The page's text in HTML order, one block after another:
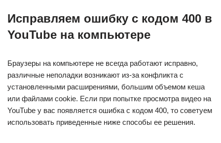
Исправляем ошибку с кодом 400 в
YouTube на компьютере
Браузеры на компьютере не всегда работают исправно,
различные неполадки возникают из-за конфликта с
установленными расширениями, большим объемом кеша
или файлами cookie. Если при попытке просмотра видео на
YouTube у вас появляется ошибка с кодом 400, то советуем
использовать приведенные ниже способы ее решения.